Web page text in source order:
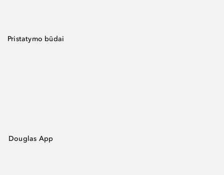
Pristatymo būdai
Douglas App